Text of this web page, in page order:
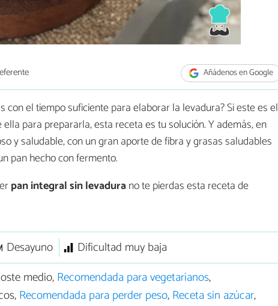
Añádenos en Google
con el tiempo suficiente para elaborar la levadura? Si este es el
para prepararla, esta receta es tu solución. Y además, en
y saludable, con un gran aporte de fibra y grasas saludables
pan hecho con fermento.
pan integral sin levadurano te pierdas esta receta de
Desayuno
Dificultad muy baja
medio,Recomendada para vegetarianos,
Recomendada para perder peso,Receta sin azúcar,